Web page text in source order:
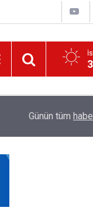
LGS'de İstanbul'un
Günün tüm